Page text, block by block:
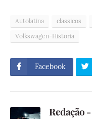
Autolatina classicos
Volkswagen-Historia
Facebook
Redação